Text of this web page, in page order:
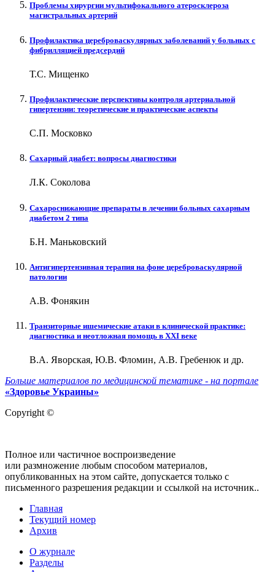
Проблемы хирургии мультифокального атеросклероза
магистральных артерий
Профилактика цереброваскулярных заболеваний у больных с
фибрилляцией предсердий
Т.С. Мищенко
Профилактические перспективы контроля артериальной
гипертензии: теоретические и практические аспекты
С.П. Московко
Сахарный диабет: вопросы диагностики
Л.К. Соколова
Сахароснижающие препараты в лечении больных сахарным
диабетом 2 типа
Б.Н. Маньковский
Антигипертензивная терапия на фоне цереброваскулярной
патологии
А.В. Фонякин
Транзиторные ишемические атаки в клинической практике:
диагностика и неотложная помощь в XXI веке
В.А. Яворская, Ю.В. Фломин, А.В. Гребенюк и др.
Больше материалов по медицинской тематике - на портале
«Здоровье Украины»
Copyright ©
Полное или частичное воспроизведение
или размножение любым способом материалов,
опубликованных на этом сайте, допускается только с
письменного разрешения редакции и ссылкой на источник..
Главная
Текущий номер
Архив
О журнале
Разделы